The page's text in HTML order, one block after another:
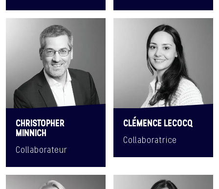
CHRISTOPHER
MINNICH
Collaborateur
CLÉMENCE LECOCQ
Collaboratrice